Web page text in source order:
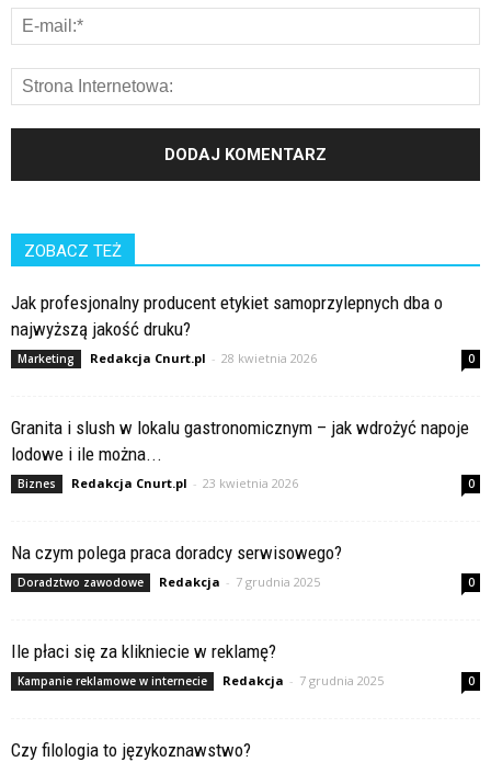
ZOBACZ TEŻ
Jak profesjonalny producent etykiet samoprzylepnych dba o
najwyższą jakość druku?
Marketing Redakcja Cnurt.pl - 28 kwietnia 2026 0
Granita i slush w lokalu gastronomicznym – jak wdrożyć napoje
lodowe i ile można...
Biznes Redakcja Cnurt.pl - 23 kwietnia 2026 0
Na czym polega praca doradcy serwisowego?
Doradztwo zawodowe Redakcja - 7 grudnia 2025 0
Ile płaci się za klikniecie w reklamę?
Kampanie reklamowe w internecie Redakcja - 7 grudnia 2025 0
Czy filologia to językoznawstwo?